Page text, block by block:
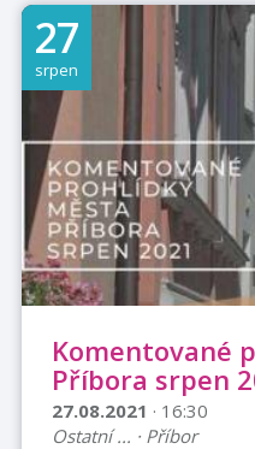
Dalibor mužem činu,
nabytého výdělku
finanční situaci se
originálním. Využije
často pletou s číšníkem
dlouho a stane se
(a později i
27
srpen
Komentované
Příbora srpen
27.08.2021 · 16:30
Ostatní ... · Příbor